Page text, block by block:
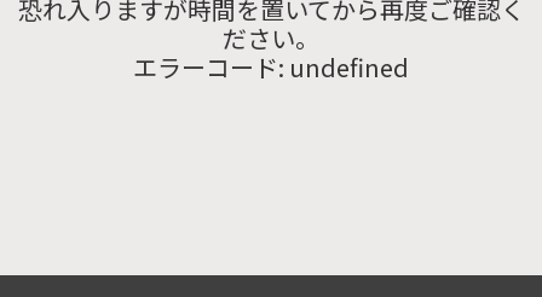
恐れ入りますが時間を置いてから再度ご確認く
ださい。
エラーコード: undefined